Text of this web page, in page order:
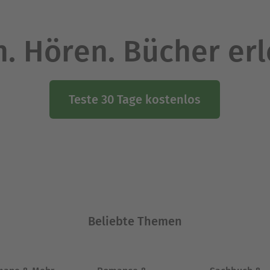
Hören. Bücher
Teste 30 Tage kostenlos
Beliebte Themen